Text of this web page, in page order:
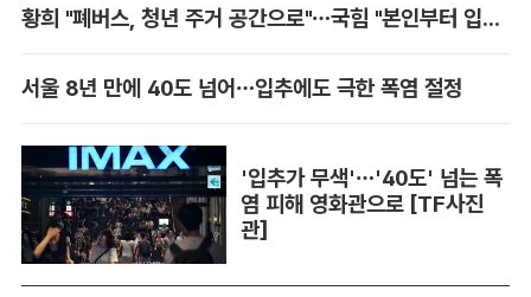
황희 "폐버스, 청년 주거 공간으로"…국힘 "본인부터 입주하라"
서울 8년 만에 40도 넘어…입추에도 극한 폭염 절정
'입추가 무색'…'40도' 넘는 폭
염 피해 영화관으로 [TF사진
관]